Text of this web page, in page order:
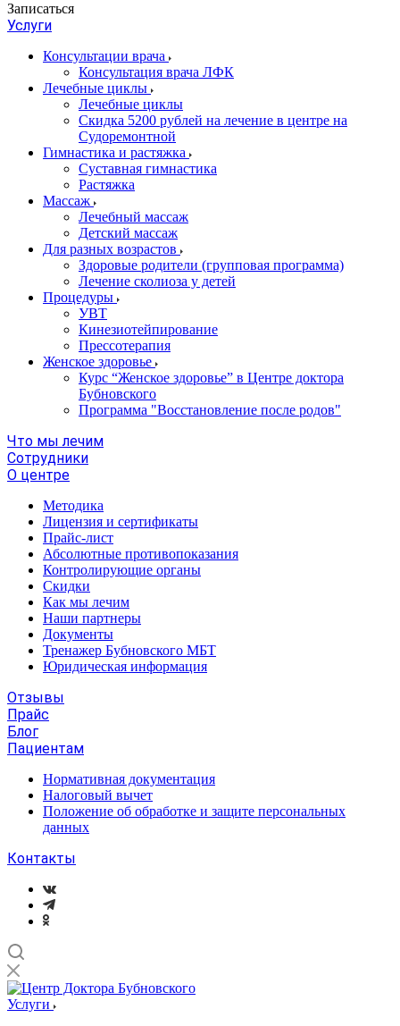
Записаться
Услуги
Консультации врача
Консультация врача ЛФК
Лечебные циклы
Лечебные циклы
Скидка 5200 рублей на лечение в центре на
Судоремонтной
Гимнастика и растяжка
Суставная гимнастика
Растяжка
Массаж
Лечебный массаж
Детский массаж
Для разных возрастов
Здоровые родители (групповая программа)
Лечение сколиоза у детей
Процедуры
УВТ
Кинезиотейпирование
Прессотерапия
Женское здоровье
Курс “Женское здоровье” в Центре доктора
Бубновского
Программа "Восстановление после родов"
Что мы лечим
Сотрудники
О центре
Методика
Лицензия и сертификаты
Прайс-лист
Абсолютные противопоказания
Контролирующие органы
Скидки
Как мы лечим
Наши партнеры
Документы
Тренажер Бубновского МБТ
Юридическая информация
Отзывы
Прайс
Блог
Пациентам
Нормативная документация
Налоговый вычет
Положение об обработке и защите персональных
данных
Контакты
Услуги